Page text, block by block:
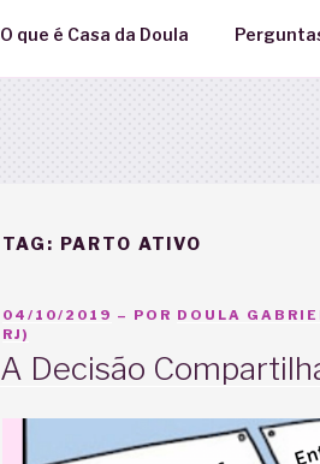
O que é Casa da Doula
TAG: PARTO ATIVO
PUBLICADO
EM
04/10/2019 – POR DOULA
RJ)
A Decisão